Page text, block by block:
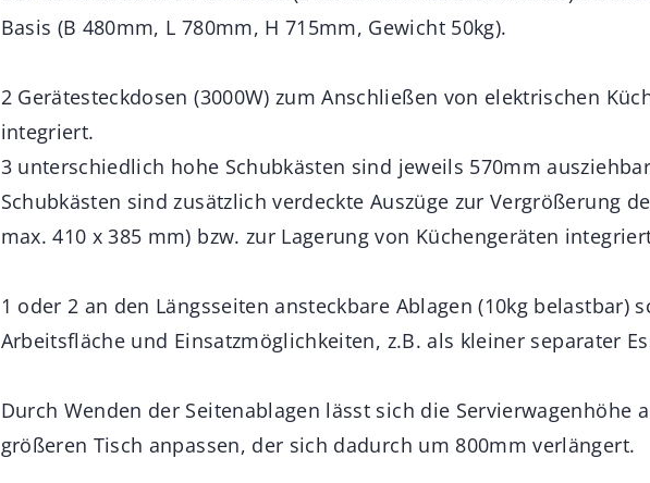
Basis (B 480mm, L 780mm, H 715mm, Gewicht 50kg).
2 Gerätesteckdosen (3000W) zum Anschließen von elektrischen
integriert.
3 unterschiedlich hohe Schubkästen sind jeweils 570mm
Schubkästen sind zusätzlich verdeckte Auszüge zur Vergrößerung
max. 410 x 385 mm) bzw. zur Lagerung von Küchengeräten
1 oder 2 an den Längsseiten ansteckbare Ablagen (10kg belastbar)
Arbeitsfläche und Einsatzmöglichkeiten, z.B. als kleiner separater
Durch Wenden der Seitenablagen lässt sich die Servierwagenhöhe
größeren Tisch anpassen, der sich dadurch um 800mm verlängert.